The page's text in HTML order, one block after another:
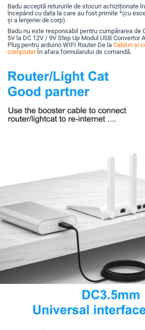
Badu acceptă retururile de stocuri achiziționate
începând cu data la care au fost primite *(cu
și a lenjeriei de corp).
Badu nu este responsabil pentru cumpărarea de
5V la DC 12V / 9V Step Up Modul USB Convertor
Plug pentru arduino WIFI Router De la Cabluri și
compiuterÎn afara formularului de comandă.